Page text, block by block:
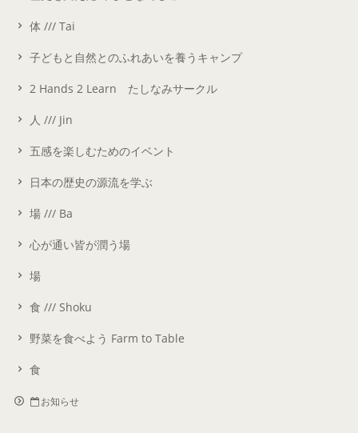
体 /// Tai
子どもと自然とのふれあいを養うキャンプ
2 Hands 2 Learn たしなみサークル
人 /// Jin
五感を楽しむためのイベント
日本の歴史の源流を学ぶ
場 /// Ba
心が通い皆が潤う場
場
食 /// Shoku
野菜を食べよう Farm to Table
食
お知らせ